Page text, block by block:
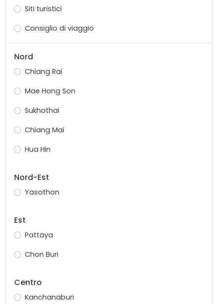
Siti turistici
Consiglio di viaggio
Nord
Chiang Rai
Mae Hong Son
Sukhothai
Chiang Mai
Hua Hin
Nord-Est
Yasothon
Est
Pattaya
Chon Buri
Centro
Kanchanaburi